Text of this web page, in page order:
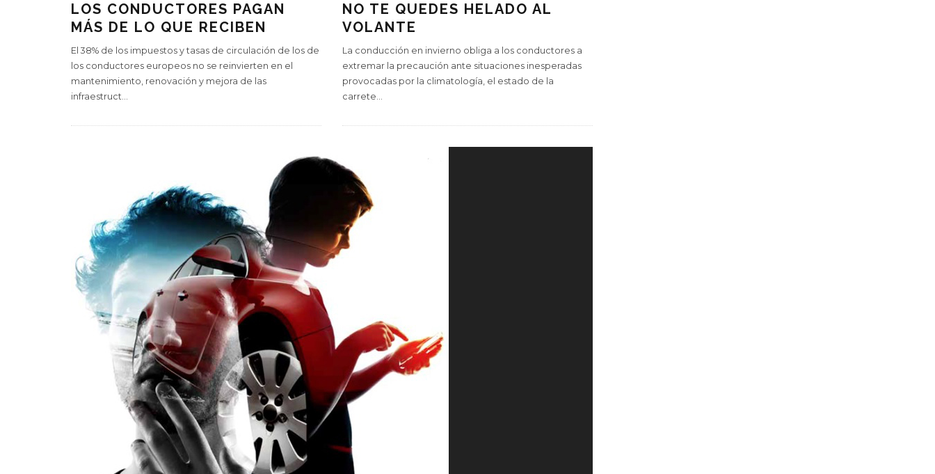
LOS CONDUCTORES PAGAN
MÁS DE LO QUE RECIBEN
El 38% de los impuestos y tasas de circulación de los de
los conductores europeos no se reinvierten en el
mantenimiento, renovación y mejora de las
infraestruct...
NO TE QUEDES HELADO AL
VOLANTE
La conducción en invierno obliga a los conductores a
extremar la precaución ante situaciones inesperadas
provocadas por la climatología, el estado de la
carrete...